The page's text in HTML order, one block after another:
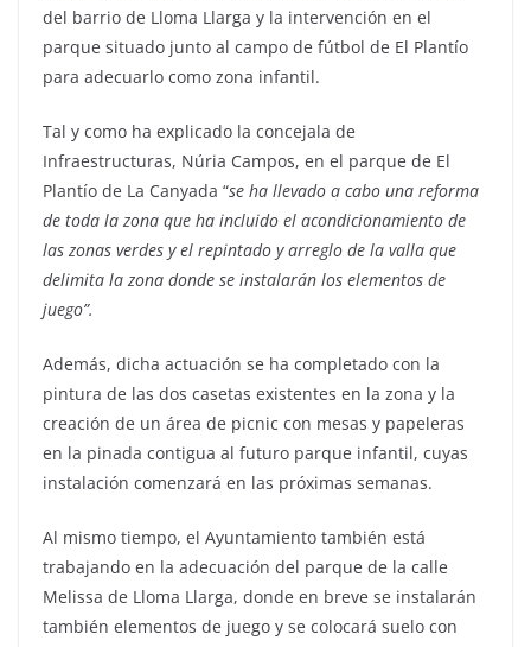
del barrio de Lloma Llarga y la intervención en el
parque situado junto al campo de fútbol de El Plantío
para adecuarlo como zona infantil.
Tal y como ha explicado la concejala de
Infraestructuras, Núria Campos, en el parque de El
Plantío de La Canyada “se ha llevado a cabo una reforma
de toda la zona que ha incluido el acondicionamiento de
las zonas verdes y el repintado y arreglo de la valla que
delimita la zona donde se instalarán los elementos de
juego”.
Además, dicha actuación se ha completado con la
pintura de las dos casetas existentes en la zona y la
creación de un área de picnic con mesas y papeleras
en la pinada contigua al futuro parque infantil, cuyas
instalación comenzará en las próximas semanas.
Al mismo tiempo, el Ayuntamiento también está
trabajando en la adecuación del parque de la calle
Melissa de Lloma Llarga, donde en breve se instalarán
también elementos de juego y se colocará suelo con